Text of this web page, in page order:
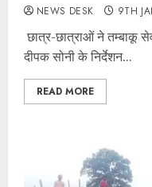
NEWS DESK 9TH
छात्र-छात्राओं ने
दीपक सोनी के निर्देशन...
READ MORE